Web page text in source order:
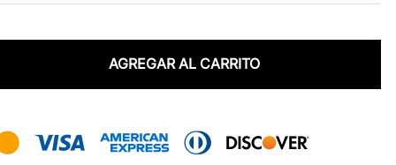
AGREGAR AL CARRITO